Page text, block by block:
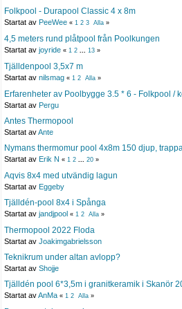
Folkpool - Durapool Classic 4 x 8m
Startat av PeeWee « 1 2 3 Alla »
4,5 meters rund plåtpool från Poolkungen
Startat av joyride « 1 2 ... 13 »
Tjälldenpool 3,5x7 m
Startat av nilsmag « 1 2 Alla »
Erfarenheter av Poolbygge 3.5 * 6 - Folkpool /
Startat av Pergu
Antes Thermopool
Startat avAnte
Nymans thermomur pool 4x8m 150 djup,
Startat av Erik N « 1 2 ... 20 »
Aqvis 8x4 med utvändig lagun
Startat av Eggeby
Tjälldén-pool 8x4 i Spånga
Startat av jandjpool « 1 2 Alla »
Thermopool 2022 Floda
Startat av Joakimgabrielsson
Teknikrum under altan avlopp?
Startat av Shojje
Tjälldén pool 6*3,5m i granitkeramik i Skanör
Startat avAnMa « 1 2 Alla »